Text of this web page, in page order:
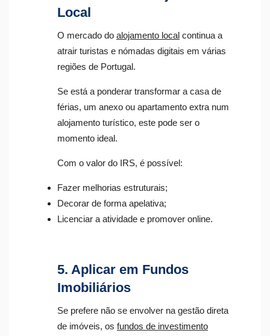
Local
O mercado do alojamento local continua a
atrair turistas e nómadas digitais em várias
regiões de Portugal.
Se está a ponderar transformar a casa de
férias, um anexo ou apartamento extra num
alojamento turístico, este pode ser o
momento ideal.
Com o valor do IRS, é possível:
Fazer melhorias estruturais;
Decorar de forma apelativa;
Licenciar a atividade e promover online.
5. Aplicar em Fundos
Imobiliários
Se prefere não se envolver na gestão direta
de imóveis, os fundos de investimento